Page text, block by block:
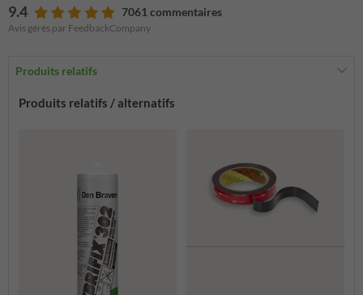
9.4 7061 commentaires
Avis gérés par FeedbackCompany
Produits relatifs
Produits relatifs / alternatifs